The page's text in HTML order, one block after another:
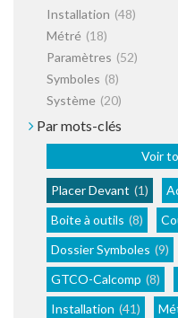
Installation (48)
Métré (18)
Paramètres (52)
Symboles (8)
Système (20)
Par mots-clés
Voir
Placer Devant (1)
Boite à outils (8)
Dossier Symboles (9)
GTCO-Calcomp (8)
Installation (41)